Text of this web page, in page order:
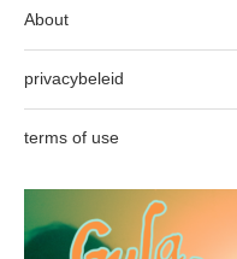
About
privacybeleid
terms of use